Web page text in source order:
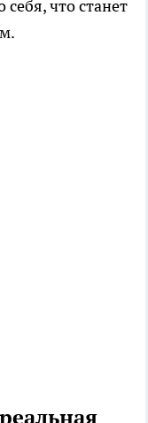
себя, что станет